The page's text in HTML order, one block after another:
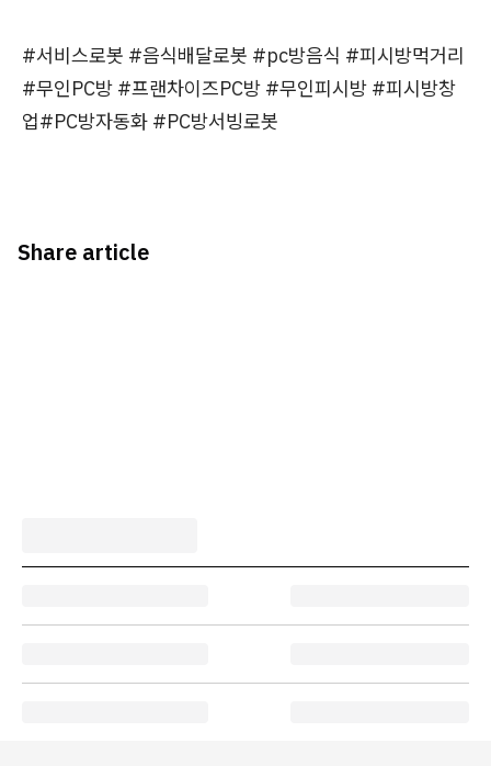
#서비스로봇 #음식배달로봇 #pc방음식 #피시방먹거리
#무인PC방 #프랜차이즈PC방 #무인피시방 #피시방창
업#PC방자동화 #PC방서빙로봇
Share article